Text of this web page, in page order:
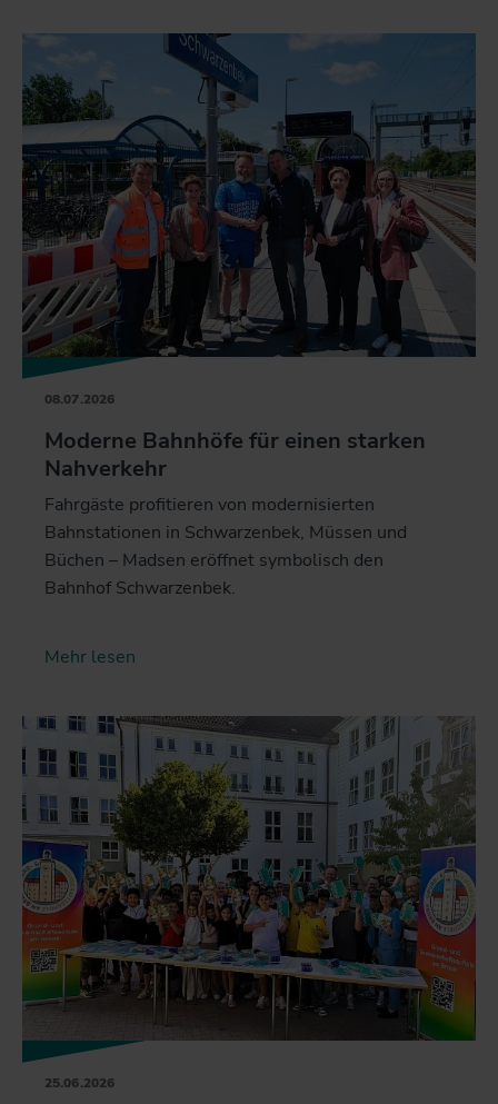
08.07.2026
Moderne Bahnhöfe für einen starken
Nahverkehr
Fahrgäste profitieren von modernisierten
Bahnstationen in Schwarzenbek, Müssen und
Büchen – Madsen eröffnet symbolisch den
Bahnhof Schwarzenbek.
Mehr lesen
25.06.2026